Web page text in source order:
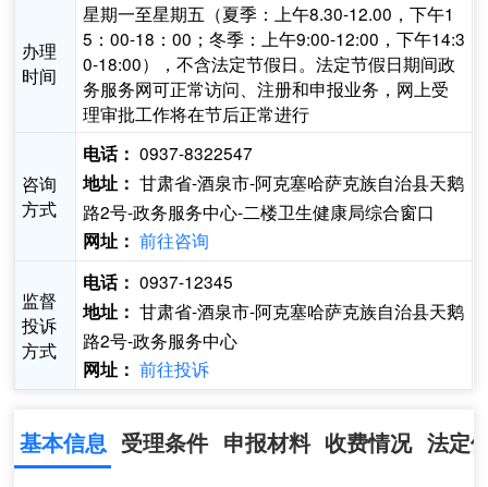
办理
时间
星期一至星期五（夏季：上午8.30-12.00，下午1
5：00-18：00；冬季：上午9:00-12:00，下午14:3
0-18:00），不含法定节假日。法定节假日期间政
务服务网可正常访问、注册和申报业务，网上受
理审批工作将在节后正常进行
咨询
方式
电话： 0937-8322547
地址： 甘肃省-酒泉市-阿克塞哈萨克族自治县天鹅
路2号-政务服务中心-二楼卫生健康局综合窗口
网址： 前往咨询
监督
投诉
方式
电话： 0937-12345
地址： 甘肃省-酒泉市-阿克塞哈萨克族自治县天鹅
路2号-政务服务中心
网址： 前往投诉
基本信息 受理条件 申报材料 收费情况 法定